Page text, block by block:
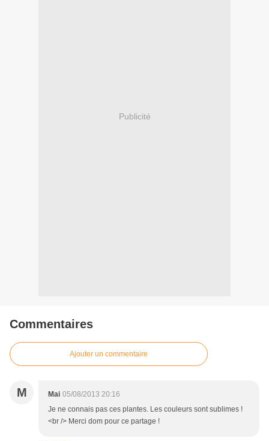
Publicité
Commentaires
Ajouter un commentaire
M Mai 05/08/2013 20:16
Je ne connais pas ces plantes. Les couleurs sont sublimes !
<br /> Merci dom pour ce partage !